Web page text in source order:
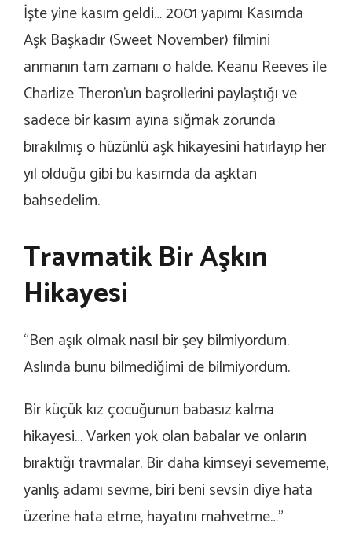
İşte yine kasım geldi… 2001 yapımı Kasımda
Aşk Başkadır (Sweet November) filmini
anmanın tam zamanı o halde. Keanu Reeves ile
Charlize Theron’un başrollerini paylaştığı ve
sadece bir kasım ayına sığmak zorunda
bırakılmış o hüzünlü aşk hikayesini hatırlayıp her
yıl olduğu gibi bu kasımda da aşktan
bahsedelim.
Travmatik Bir Aşkın
Hikayesi
“Ben aşık olmak nasıl bir şey bilmiyordum.
Aslında bunu bilmediğimi de bilmiyordum.
Bir küçük kız çocuğunun babasız kalma
hikayesi… Varken yok olan babalar ve onların
bıraktığı travmalar. Bir daha kimseyi sevememe,
yanlış adamı sevme, biri beni sevsin diye hata
üzerine hata etme, hayatını mahvetme…”